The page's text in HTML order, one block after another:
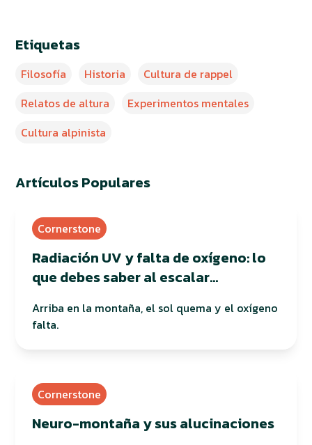
Etiquetas
Filosofía Historia
Cultura de rappel
Relatos de altura
Experimentos mentales
Cultura alpinista
Artículos Populares
Cornerstone
Radiación UV y falta de oxígeno: lo
que debes saber al escalar
Arriba en la montaña, el sol quema y el oxígeno
falta.
Cornerstone
Neuro-montaña y sus alucinaciones